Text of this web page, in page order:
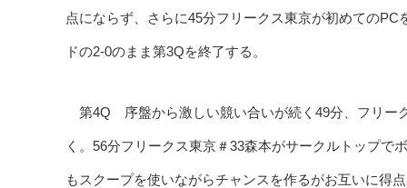
点にならず、さらに45分フリークス東京が初めての
ドの2-0のまま第3Qを終了する。
第4Q 序盤から激しい競い合いが続く49分、フリー
く。56分フリークス東京＃33森本がサークルトップ
もスクープを使いながらチャンスを作るがお互いに得